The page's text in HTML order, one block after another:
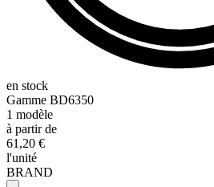
en stock
Gamme BD6350
1 modèle
à partir de
61,20 €
l'unité
BRAND